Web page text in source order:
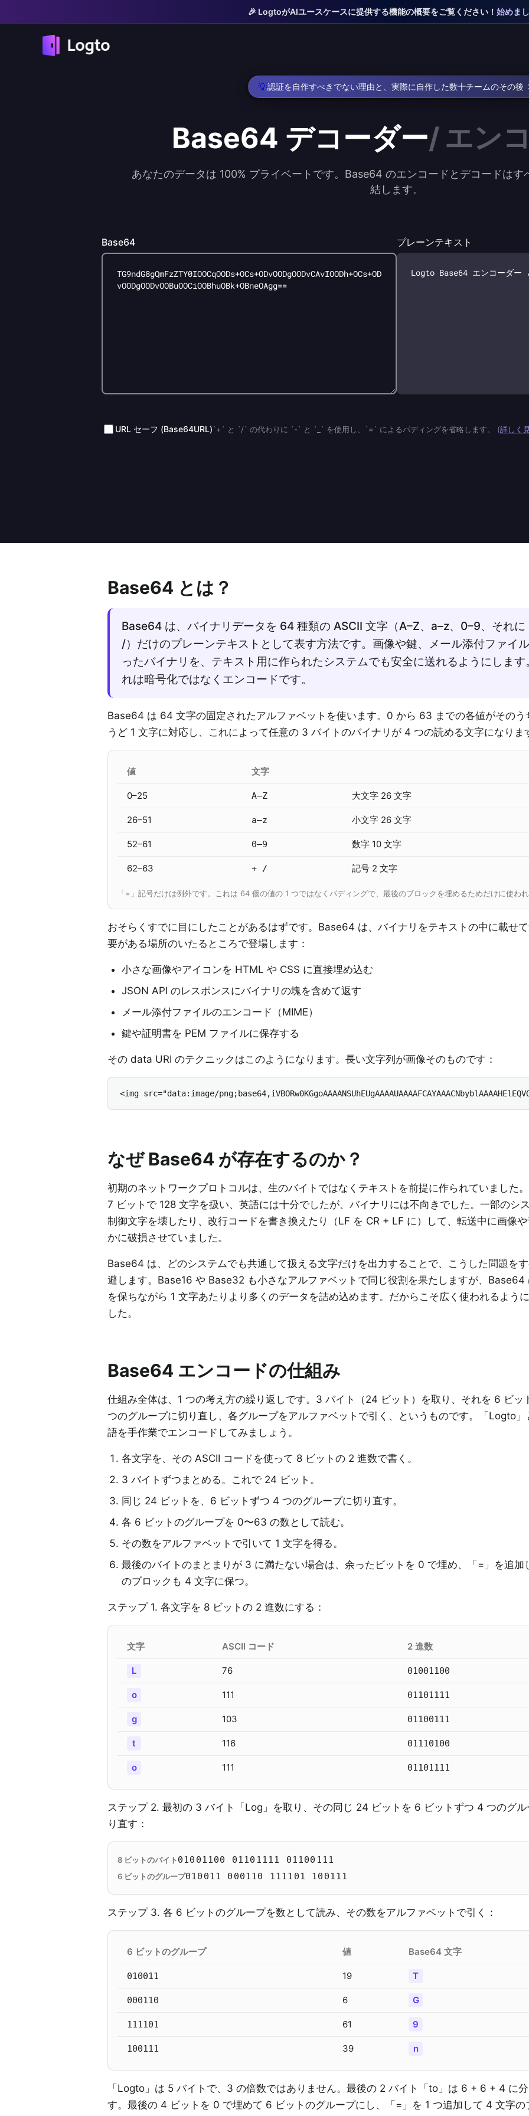
🎉 LogtoがAIユースケースに提供する機能の概要をご覧ください！ 始めま
💡認証を自作すべきでない理由と、実際に自作した数十チームのその後
Base64 デコーダー/ エン
あなたのデータは 100% プライベートです。Base64 のエンコードとデコードはす
結します。
プレーンテキスト
Base64
URL セーフ (Base64URL)`+` と `/` の代わりに `-` と `_` を使用し、`=` によるパディングを省略します。 (詳しく
Base64 とは？
Base64 は、バイナリデータを 64 種類の ASCII 文字（A–Z、a–z、0–9、それに
/）だけのプレーンテキストとして表す方法です。画像や鍵、メール添付ファイ
ったバイナリを、テキスト用に作られたシステムでも安全に送れるようにします
れは暗号化ではなくエンコードです。
Base64 は 64 文字の固定されたアルファベットを使います。0 から 63 までの各値がそのう
うど 1 文字に対応し、これによって任意の 3 バイトのバイナリが 4 つの読める文字になりま
値 文字
0–25 A–Z 大文字 26 文字
26–51 a–z 小文字 26 文字
52–61 0–9 数字 10 文字
62–63 + / 記号 2 文字
「=」記号だけは例外です。これは 64 個の値の 1 つではなくパディングで、最後のブロックを埋めるためだけに使われ
おそらくすでに目にしたことがあるはずです。Base64 は、バイナリをテキストの中に載せ
要がある場所のいたるところで登場します：
小さな画像やアイコンを HTML や CSS に直接埋め込む
JSON API のレスポンスにバイナリの塊を含めて返す
メール添付ファイルのエンコード（MIME）
鍵や証明書を PEM ファイルに保存する
その data URI のテクニックはこのようになります。長い文字列が画像そのものです：
<img src="data:image/
なぜ Base64 が存在するのか？
初期のネットワークプロトコルは、生のバイトではなくテキストを前提に作られていました
7 ビットで 128 文字を扱い、英語には十分でしたが、バイナリには不向きでした。一部のシ
制御文字を壊したり、改行コードを書き換えたり（LF を CR + LF に）して、転送中に画像
かに破損させていました。
Base64 は、どのシステムでも共通して扱える文字だけを出力することで、こうした問題を
避します。Base16 や Base32 も小さなアルファベットで同じ役割を果たしますが、Base64
を保ちながら 1 文字あたりより多くのデータを詰め込めます。だからこそ広く使われるよう
した。
Base64 エンコードの仕組み
仕組み全体は、1 つの考え方の繰り返しです。3 バイト（24 ビット）を取り、それを 6 ビッ
つのグループに切り直し、各グループをアルファベットで引く、というものです。「Logto」
語を手作業でエンコードしてみましょう。
各文字を、その ASCII コードを使って 8 ビットの 2 進数で書く。
3 バイトずつまとめる。これで 24 ビット。
同じ 24 ビットを、6 ビットずつ 4 つのグループに切り直す。
各 6 ビットのグループを 0〜63 の数として読む。
その数をアルファベットで引いて 1 文字を得る。
最後のバイトのまとまりが 3 に満たない場合は、余ったビットを 0 で埋め、「=」を追加
のブロックも 4 文字に保つ。
ステップ 1. 各文字を 8 ビットの 2 進数にする：
文字 ASCII コード 2 進数
L 76 01001100
o 111 01101111
g 103 01100111
t 116 01110100
o 111 01101111
ステップ 2. 最初の 3 バイト「Log」を取り、その同じ 24 ビットを 6 ビットずつ 4 つのグル
り直す：
8 ビットのバイト01001100 01101111 01100111
6 ビットのグループ010011 000110 111101 100111
ステップ 3. 各 6 ビットのグループを数として読み、その数をアルファベットで引く：
6 ビットのグループ 値 Base64 文字
010011 19 T
000110 6 G
111101 61 9
100111 39 n
「Logto」は 5 バイトで、3 の倍数ではありません。最後の 2 バイト「to」は 6 + 6 + 4 に分
す。最後の 4 ビットを 0 で埋めて 6 ビットのグループにし、「=」を 1 つ追加して 4 文字の